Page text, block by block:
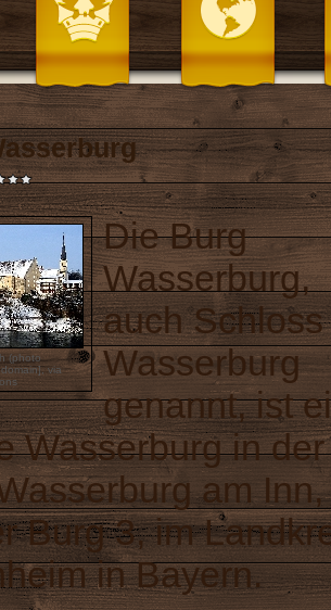
(photo
via
Die Burg
Wasserburg,
auch Schloss
Wasserburg
genannt, ist
Wasserburg in der
am Inn,
Burg 3, im
in Bayern.